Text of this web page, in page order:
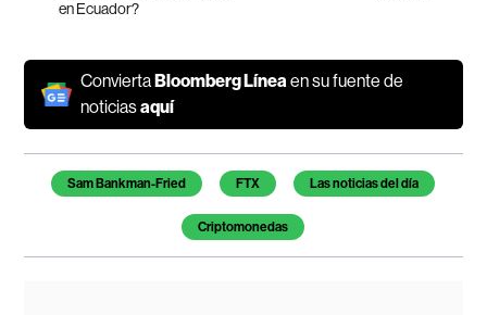
en Ecuador?
ConviertaBloomberg Líneaen su fuente de
noticiasaquí
Temas de este artículo
Sam Bankman-Fried FTX Las noticias del día
Criptomonedas